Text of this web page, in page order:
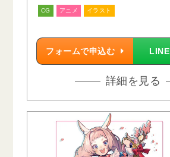
CG アニメ イラスト
フォームで申込む
詳細を見る